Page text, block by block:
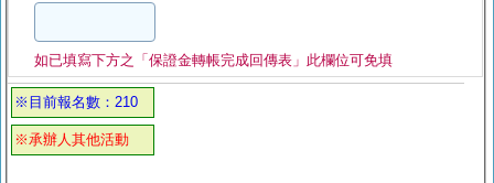
如已填寫下方之「保證金轉帳完成回傳表」此欄位可免填
※目前報名數：210
※承辦人其他活動